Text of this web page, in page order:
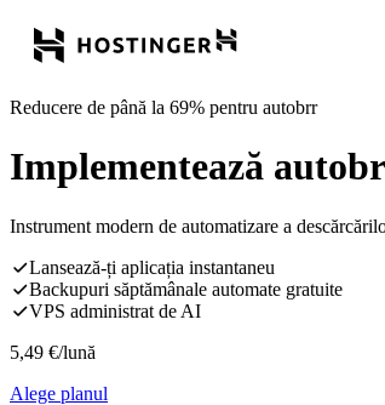
Reducere de până la 69% pentru autobrr
Implementează
Instrument modern de automatizare a
Lansează-ți aplicația instantaneu
Backupuri săptămânale automate gratuite
VPS administrat de AI
5,49 €/lună
Alege planul